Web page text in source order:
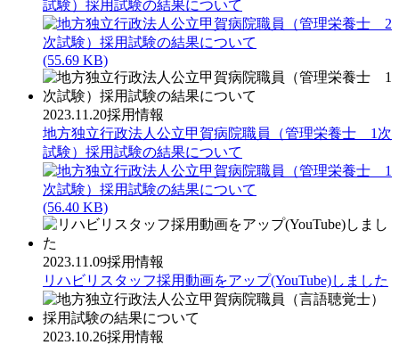
試験）採用試験の結果について
(55.69 KB)
2023.11.20採用情報
地方独立行政法人公立甲賀病院職員（管理栄養士 1次
試験）採用試験の結果について
(56.40 KB)
2023.11.09採用情報
リハビリスタッフ採用動画をアップ(YouTube)しました
2023.10.26採用情報